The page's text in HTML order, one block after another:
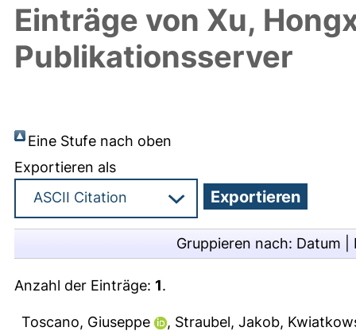
Einträge von Xu,
Publikationsserver
Eine Stufe nach oben
Exportieren als
Gruppieren nach: Datum
Anzahl der Einträge: 1.
Toscano, Giuseppe , Straubel, Jakob,